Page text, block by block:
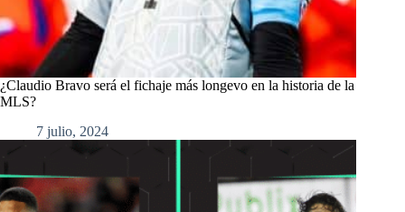
¿Claudio Bravo será el fichaje más longevo en la historia de la
MLS?
7 julio, 2024